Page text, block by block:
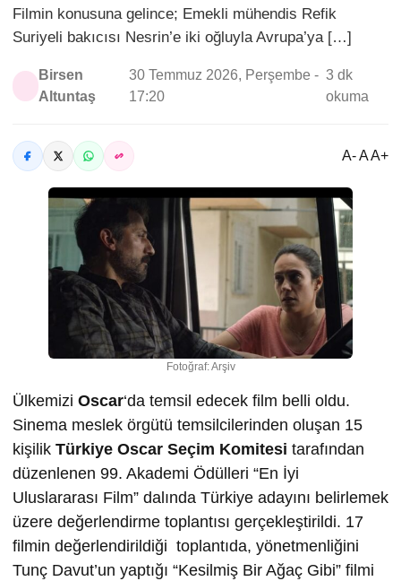
Filmin konusuna gelince; Emekli mühendis Refik
Suriyeli bakıcısı Nesrin’e iki oğluyla Avrupa’ya […]
Birsen
Altuntaş
30 Temmuz 2026, Perşembe -
17:20
3 dk
okuma
A- A A+
Fotoğraf: Arşiv
Ülkemizi Oscar‘da temsil edecek film belli oldu.
Sinema meslek örgütü temsilcilerinden oluşan 15
kişilik Türkiye Oscar Seçim Komitesi tarafından
düzenlenen 99. Akademi Ödülleri “En İyi
Uluslararası Film” dalında Türkiye adayını belirlemek
üzere değerlendirme toplantısı gerçekleştirildi. 17
filmin değerlendirildiği toplantıda, yönetmenliğini
Tunç Davut’un yaptığı “Kesilmiş Bir Ağaç Gibi” filmi